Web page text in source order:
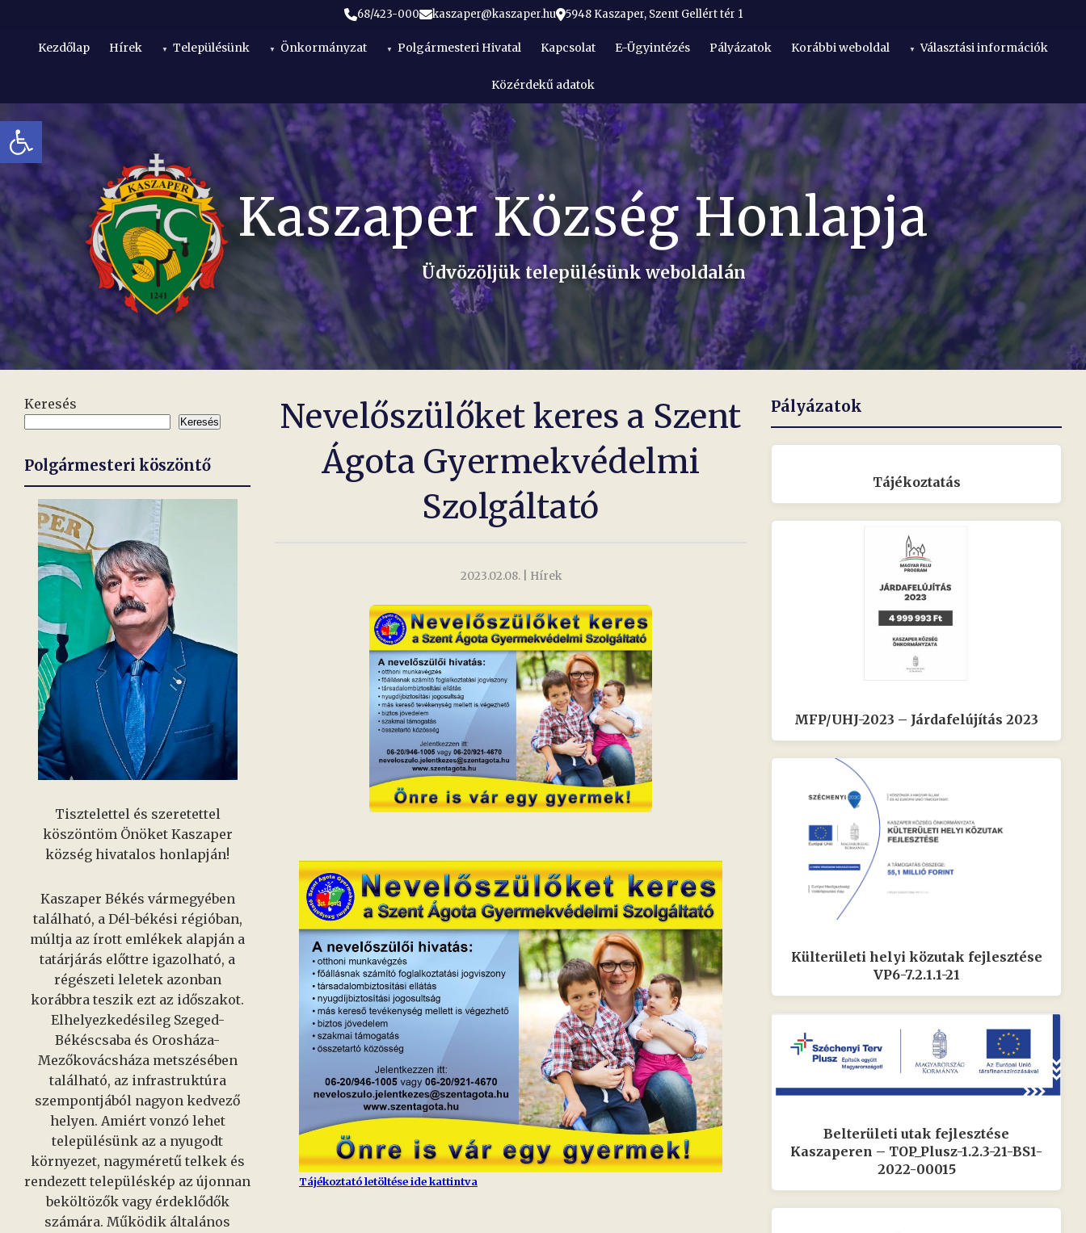
Eszköztár megnyitása
68/423-000 kaszaper@kaszaper.hu 5948 Kaszaper, Szent Gellért tér 1
Kezdőlap Hírek Településünk Önkormányzat Polgármesteri Hivatal Kapcsolat E-Ügyintézés Pályázatok Korábbi weboldal Választási információk
Közérdekű adatok
Kaszaper Község Honlapja
Üdvözöljük településünk weboldalán
Keresés
Keresés
Polgármesteri köszöntő
Tisztelettel és szeretettel
köszöntöm Önöket Kaszaper
község hivatalos honlapján!
Kaszaper Békés vármegyében
található, a Dél-békési régióban,
múltja az írott emlékek alapján a
tatárjárás előttre igazolható, a
régészeti leletek azonban
korábbra teszik ezt az időszakot.
Elhelyezkedésileg Szeged-
Békéscsaba és Orosháza-
Mezőkovácsháza metszésében
található, az infrastruktúra
szempontjából nagyon kedvező
helyen. Amiért vonzó lehet
településünk az a nyugodt
környezet, nagyméretű telkek és
rendezett településkép az újonnan
beköltözők vagy érdeklődők
számára. Működik általános
Nevelőszülőket keres a Szent
Ágota Gyermekvédelmi
Szolgáltató
2023.02.08. | Hírek
Tájékoztató letöltése ide kattintva
Pályázatok
Tájékoztatás
MFP/UHJ-2023 – Járdafelújítás 2023
Külterületi helyi közutak fejlesztése
VP6-7.2.1.1-21
Belterületi utak fejlesztése
Kaszaperen – TOP_Plusz-1.2.3-21-BS1-
2022-00015